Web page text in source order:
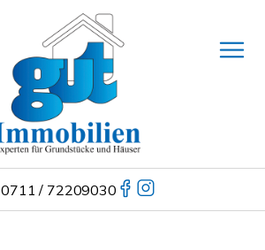
0711 / 72209030